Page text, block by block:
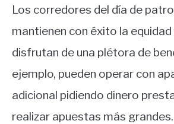
Los corredores del día de
mantienen con éxito la
disfrutan de una plétora de
ejemplo, pueden operar con
adicional pidiendo dinero
realizar apuestas más